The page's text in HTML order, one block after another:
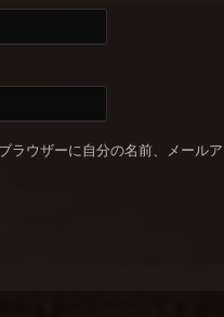
ラウザーに自分の名前、メール